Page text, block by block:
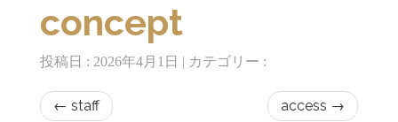
concept
投稿日 : 2026年4月1日 | カテゴリー :
← staff access →